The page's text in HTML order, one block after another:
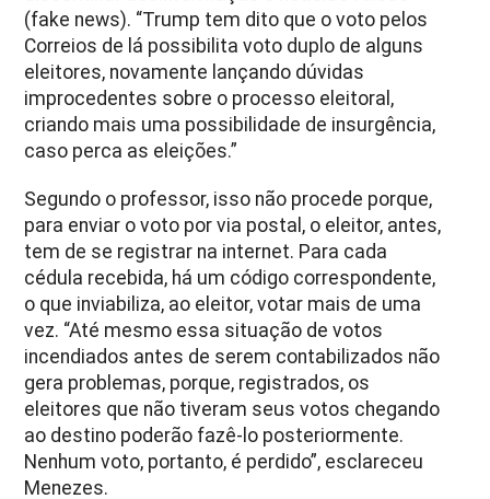
(fake news). “Trump tem dito que o voto pelos
Correios de lá possibilita voto duplo de alguns
eleitores, novamente lançando dúvidas
improcedentes sobre o processo eleitoral,
criando mais uma possibilidade de insurgência,
caso perca as eleições.”
Segundo o professor, isso não procede porque,
para enviar o voto por via postal, o eleitor, antes,
tem de se registrar na internet. Para cada
cédula recebida, há um código correspondente,
o que inviabiliza, ao eleitor, votar mais de uma
vez. “Até mesmo essa situação de votos
incendiados antes de serem contabilizados não
gera problemas, porque, registrados, os
eleitores que não tiveram seus votos chegando
ao destino poderão fazê-lo posteriormente.
Nenhum voto, portanto, é perdido”, esclareceu
Menezes.